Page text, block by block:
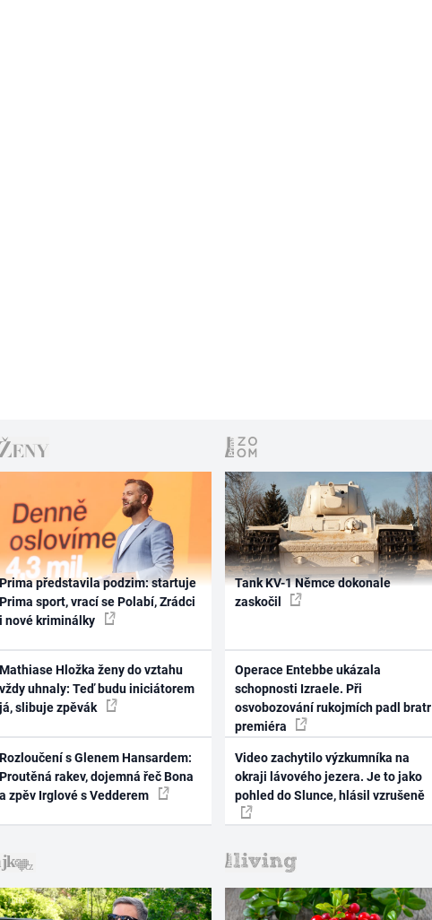
Prima představila podzim: startuje
Prima sport, vrací se Polabí, Zrádci
i nové kriminálky
Mathiase Hložka ženy do vztahu
vždy uhnaly: Teď budu iniciátorem
já, slibuje zpěvák
Rozloučení s Glenem Hansardem:
Proutěná rakev, dojemná řeč Bona
a zpěv Irglové s Vedderem
Tank KV-1 Němce dokonale
zaskočil
Operace Entebbe ukázala
schopnosti Izraele. Při
osvobozování rukojmích padl bratr
premiéra
Video zachytilo výzkumníka na
okraji lávového jezera. Je to jako
pohled do Slunce, hlásil vzrušeně